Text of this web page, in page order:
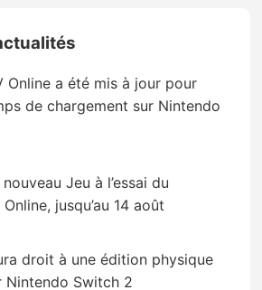
Online a été mis à jour pour
de chargement sur Nintendo
Jeu à l’essai du
jusqu’au 14 août
droit à une édition physique
Nintendo Switch 2